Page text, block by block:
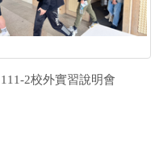
111-2校外實習說明會